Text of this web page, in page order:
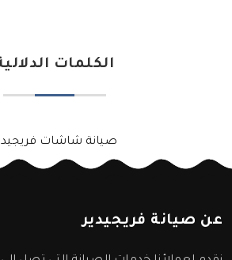
الكلمات
صيانة شاشات
عن صيانة فريجيدير